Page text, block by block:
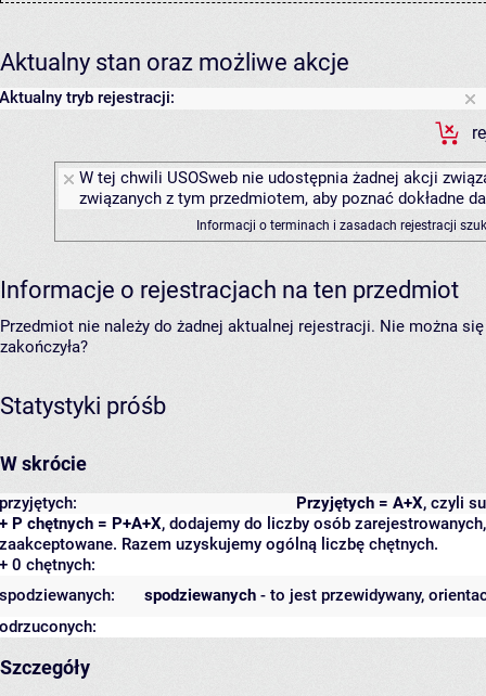
Aktualny stan oraz możliwe akcje
Aktualny tryb rejestracji:
W tej chwili USOSweb nie udostępnia żadnej akcji
związanych z tym przedmiotem, aby poznać dokładne
Informacji o terminach i zasadach rejestracji
Informacje o rejestracjach na ten przedmiot
Przedmiot nie należy do żadnej aktualnej rejestracji. Nie można
zakończyła?
Statystyki próśb
W skrócie
Przyjętych = A+X, czyli
przyjętych:
+ P chętnych = P+A+X, dodajemy do liczby osób
zaakceptowane. Razem uzyskujemy ogólną liczbę chętnych.
+ 0 chętnych:
spodziewanych - to jest przewidywany,
spodziewanych:
odrzuconych:
Szczegóły